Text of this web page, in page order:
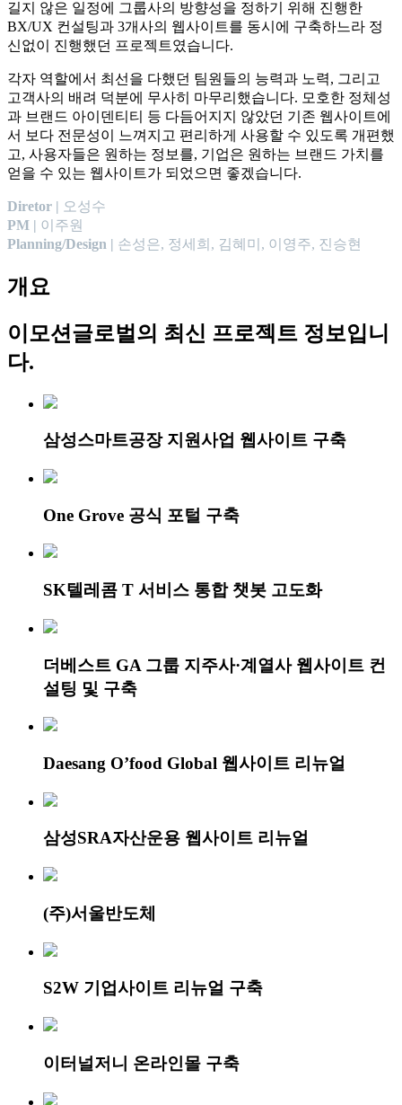
길지 않은 일정에 그룹사의 방향성을 정하기 위해 진행한
BX/UX 컨설팅과 3개사의 웹사이트를 동시에 구축하느라 정
신없이 진행했던 프로젝트였습니다.
각자 역할에서 최선을 다했던 팀원들의 능력과 노력, 그리고
고객사의 배려 덕분에 무사히 마무리했습니다. 모호한 정체성
과 브랜드 아이덴티티 등 다듬어지지 않았던 기존 웹사이트에
서 보다 전문성이 느껴지고 편리하게 사용할 수 있도록 개편했
고, 사용자들은 원하는 정보를, 기업은 원하는 브랜드 가치를
얻을 수 있는 웹사이트가 되었으면 좋겠습니다.
Diretor | 오성수
PM | 이주원
Planning/Design | 손성은, 정세희, 김혜미, 이영주, 진승현
개요
이모션글로벌 의 최신 프로젝트 정보입니
다.
삼성스마트공장 지원사업 웹사이트 구축
One Grove 공식 포털 구축
SK텔레콤 T 서비스 통합 챗봇 고도화
더베스트 GA 그룹 지주사·계열사 웹사이트 컨
설팅 및 구축
Daesang O’food Global 웹사이트 리뉴얼
삼성SRA자산운용 웹사이트 리뉴얼
(주)서울반도체
S2W 기업사이트 리뉴얼 구축
이터널저니 온라인몰 구축